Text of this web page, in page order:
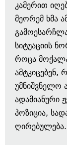
კამერით
მეორემ ხმა
სიტუაციის
როცა
ამტკიცებენ,
უმნიშვნელო
ადამიანური
პოზიცია,
ღირებულება.